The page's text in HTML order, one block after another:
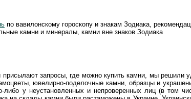
по вавилонскому гороскопу и знакам Зодиака,
камни и минералы, камни вне знаков Зодиака
запросы, где можно купить камни, мы решили
ювелирно-поделочные камни, образцы и
либо у неустановленных и непроверенных лиц (в том